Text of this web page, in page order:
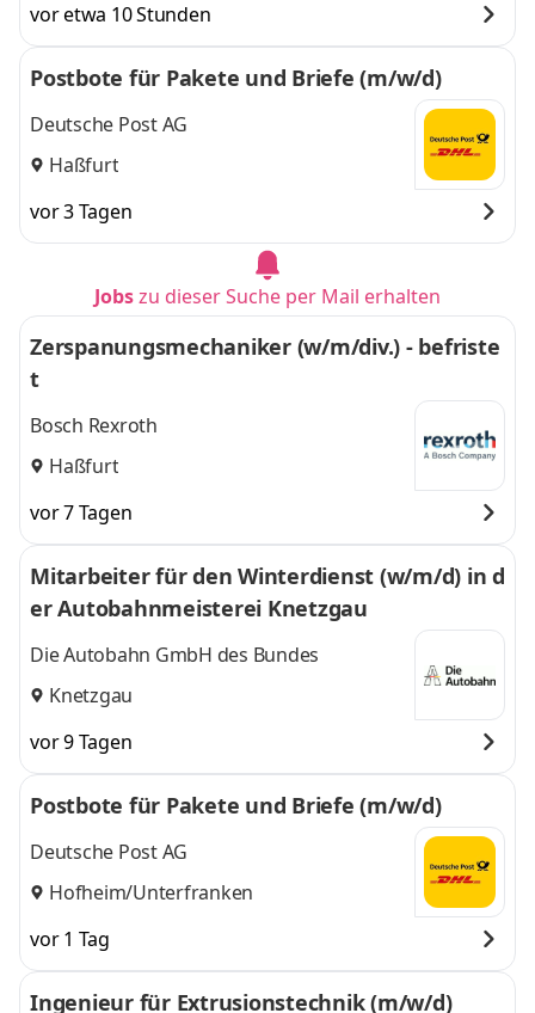
vor etwa 10 Stunden
Postbote für Pakete und Briefe (m/w/d)
Deutsche Post AG
Haßfurt
vor 3 Tagen
Jobszu dieser Suche per Mail erhalten
Zerspanungsmechaniker (w/m/div.) - befriste
t
Bosch Rexroth
Haßfurt
vor 7 Tagen
Mitarbeiter für den Winterdienst (w/m/d) in d
er Autobahnmeisterei Knetzgau
Die Autobahn GmbH des Bundes
Knetzgau
vor 9 Tagen
Postbote für Pakete und Briefe (m/w/d)
Deutsche Post AG
Hofheim/Unterfranken
vor 1 Tag
Ingenieur für Extrusionstechnik (m/w/d)